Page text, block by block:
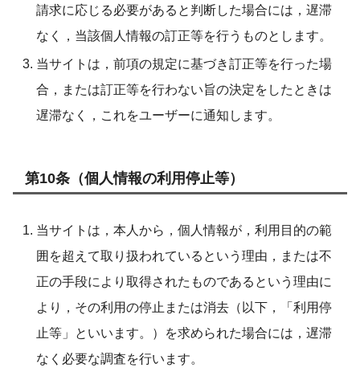
請求に応じる必要があると判断した場合には，遅滞
なく，当該個人情報の訂正等を行うものとします。
当サイトは，前項の規定に基づき訂正等を行った場
合，または訂正等を行わない旨の決定をしたときは
遅滞なく，これをユーザーに通知します。
第10条（個人情報の利用停止等）
当サイトは，本人から，個人情報が，利用目的の範
囲を超えて取り扱われているという理由，または不
正の手段により取得されたものであるという理由に
より，その利用の停止または消去（以下，「利用停
止等」といいます。）を求められた場合には，遅滞
なく必要な調査を行います。